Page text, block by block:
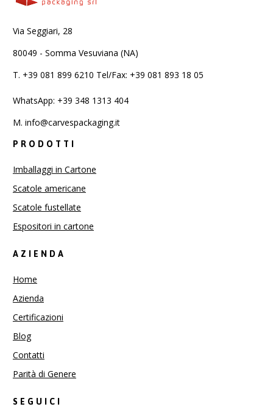
Via Seggiari, 28
80049 - Somma Vesuviana (NA)
T. +39 081 899 6210 Tel/Fax: +39 081 893 18 05
WhatsApp: +39 348 1313 404
M. info@carvespackaging.it
PRODOTTI
Imballaggi in Cartone
Scatole americane
Scatole fustellate
Espositori in cartone
AZIENDA
Home
Azienda
Certificazioni
Blog
Contatti
Parità di Genere
SEGUICI